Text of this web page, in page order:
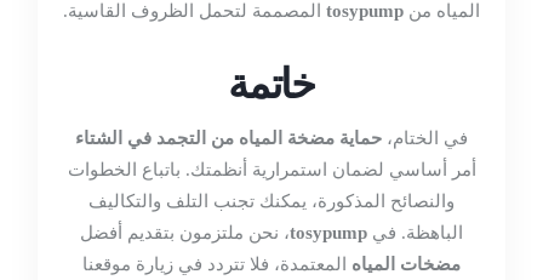
المياه من tosypump المصممة لتحمل الظروف القاسية.
خاتمة
في الختام، حماية مضخة المياه من التجمد في الشتاء
أمر أساسي لضمان استمرارية أنظمتك. باتباع الخطوات
والنصائح المذكورة، يمكنك تجنب التلف والتكاليف
الباهظة. في tosypump، نحن ملتزمون بتقديم أفضل
مضخات المياه المعتمدة، فلا تتردد في زيارة موقعنا